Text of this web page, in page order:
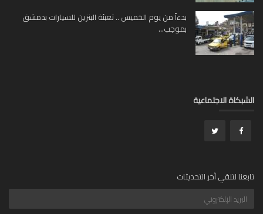
بدءاً من يوم الخميس .. تعبئة البنزين للسيارات بدمشق
بموجب...
الاجتماعية
لتلقي آخر التحديثات